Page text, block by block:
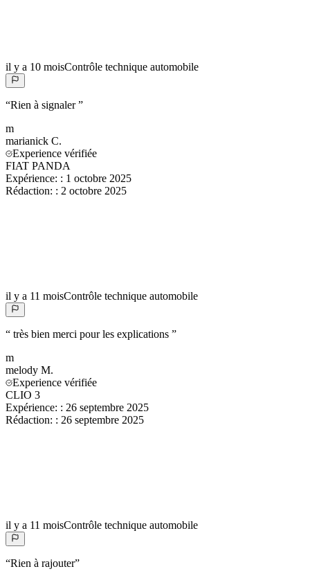
il y a 10 moisContrôle technique automobile
“Rien à signaler”
m
marianick C.
Experience vérifiée
FIAT PANDA
Expérience: : 1 octobre 2025
Rédaction: : 2 octobre 2025
il y a 11 moisContrôle technique automobile
“ très bien merci pour les explications ”
m
melody M.
Experience vérifiée
CLIO 3
Expérience: : 26 septembre 2025
Rédaction: : 26 septembre 2025
il y a 11 moisContrôle technique automobile
“Rien à rajouter”